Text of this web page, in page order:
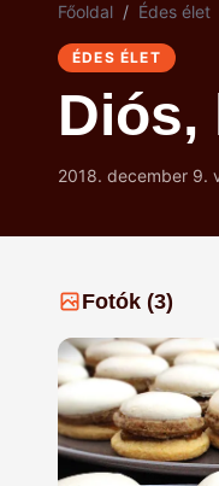
Főoldal / Édes élet
ÉDES ÉLET
Diós,
2018. december 9.
Fotók (3)